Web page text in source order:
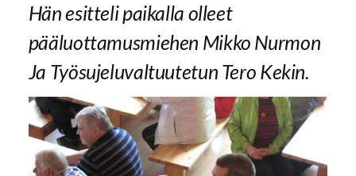
Hän esitteli paikalla olleet
pääluottamusmiehen Mikko Nurmon
Ja Työsujeluvaltuutetun Tero Kekin.